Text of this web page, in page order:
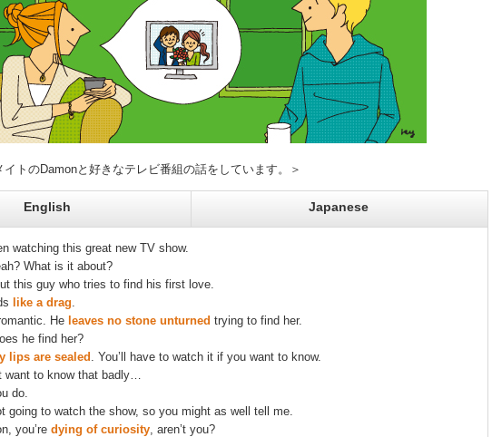
イトのDamonと好きなテレビ番組の話をしています。＞
English Japanese
watching this great new TV show.
What is it about?
this guy who tries to find his first love.
like a drag.
He leaves no stone unturned trying to find her.
he find her?
lips are sealed . You’ll have to watch it if you want to know.
want to know that badly…
do.
going to watch the show, so you might as well tell me.
you’re dying of curiosity, aren’t you?